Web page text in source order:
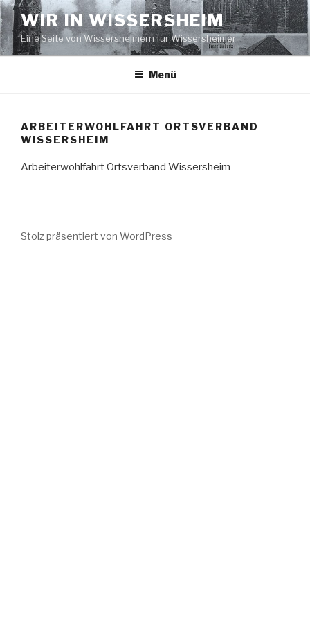
Zum
Inhalt
springen
WIR IN WISSERSHEIM
Eine Seite von Wissersheimern für Wissersheimer
Menü
ARBEITERWOHLFAHRT ORTSVERBAND
WISSERSHEIM
Arbeiterwohlfahrt Ortsverband Wissersheim
Stolz präsentiert von WordPress